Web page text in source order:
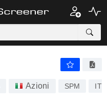
Azioni SPM